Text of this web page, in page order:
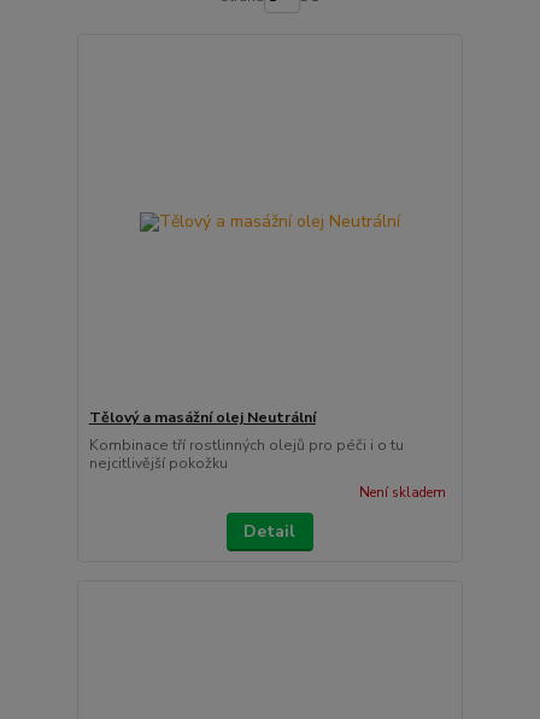
Tělový a masážní olej Neutrální
Kombinace tří rostlinných olejů pro péči i o tu
nejcitlivější pokožku
Není skladem
Detail